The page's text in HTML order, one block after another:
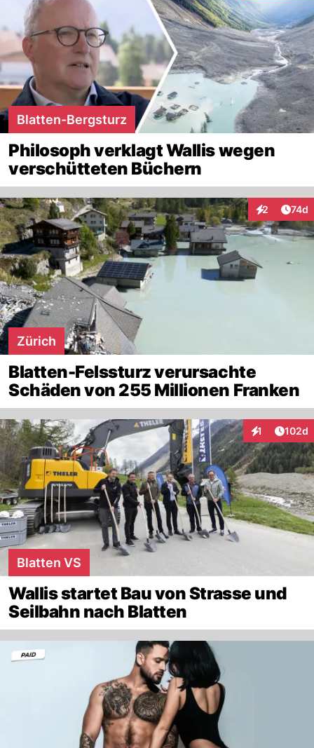
Blatten-Bergsturz
Philosoph verklagt Wallis wegen
verschütteten Büchern
2
Interaktionen
74d
Zürich
Blatten-Felssturz verursachte
Schäden von 255 Millionen Franken
1
Interaktionen
102d
Blatten VS
Wallis startet Bau von Strasse und
Seilbahn nach Blatten